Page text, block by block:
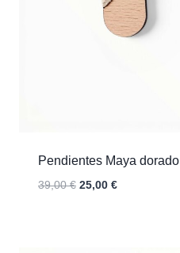
Pendientes Maya dorado
39,00€ El
25,00 €El